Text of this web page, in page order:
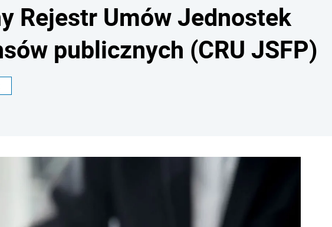
Rejestr Umów Jednostek
publicznych (CRU JSFP)